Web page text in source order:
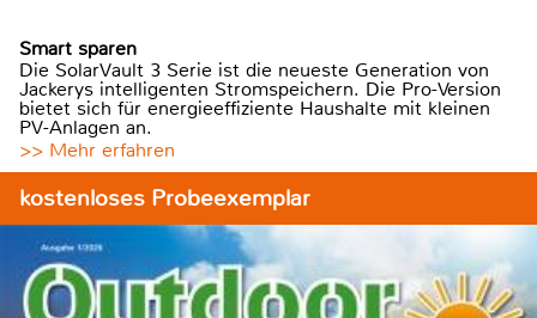
Smart sparen
Die SolarVault 3 Serie ist die neueste Generation von
Jackerys intelligenten Stromspeichern. Die Pro-Version
bietet sich für energieeffiziente Haushalte mit kleinen
PV-Anlagen an.
>> Mehr erfahren
kostenloses Probeexemplar